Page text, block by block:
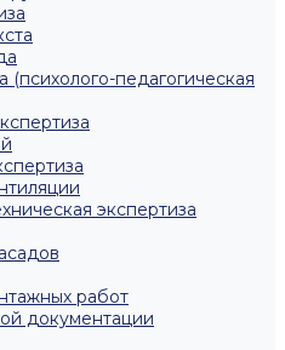
(психолого-педагогическая
экспертиза
работ
документации